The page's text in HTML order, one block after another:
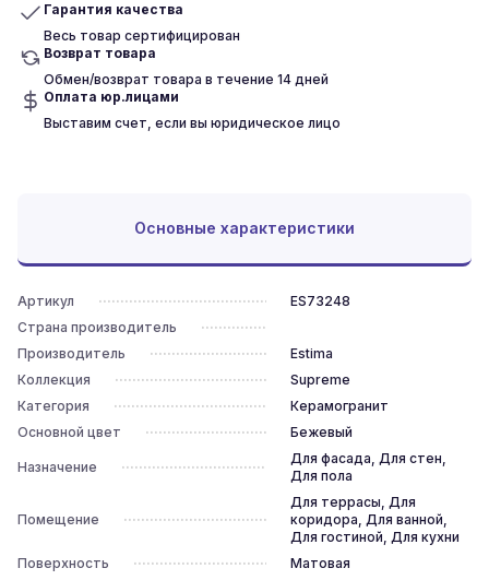
Гарантия качества
Весь товар сертифицирован
Возврат товара
Обмен/возврат товара в течение 14 дней
Оплата юр.лицами
Выставим счет, если вы юридическое лицо
Основные характеристики
Артикул
ES73248
Страна производитель
Производитель
Estima
Коллекция
Supreme
Категория
Керамогранит
Основной цвет
Бежевый
Назначение
Для фасада, Для стен,
Для пола
Помещение
Для террасы, Для
коридора, Для ванной,
Для гостиной, Для кухни
Поверхность
Матовая